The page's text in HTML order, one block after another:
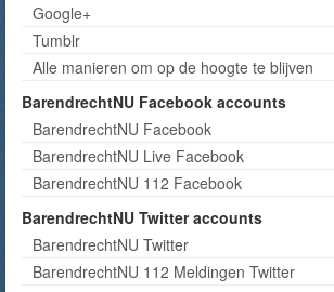
Google+
Tumblr
Alle manieren om op de hoogte te blijven
BarendrechtNU Facebook accounts
BarendrechtNU Facebook
BarendrechtNU Live Facebook
BarendrechtNU 112 Facebook
BarendrechtNU Twitter accounts
BarendrechtNU Twitter
BarendrechtNU 112 Meldingen Twitter